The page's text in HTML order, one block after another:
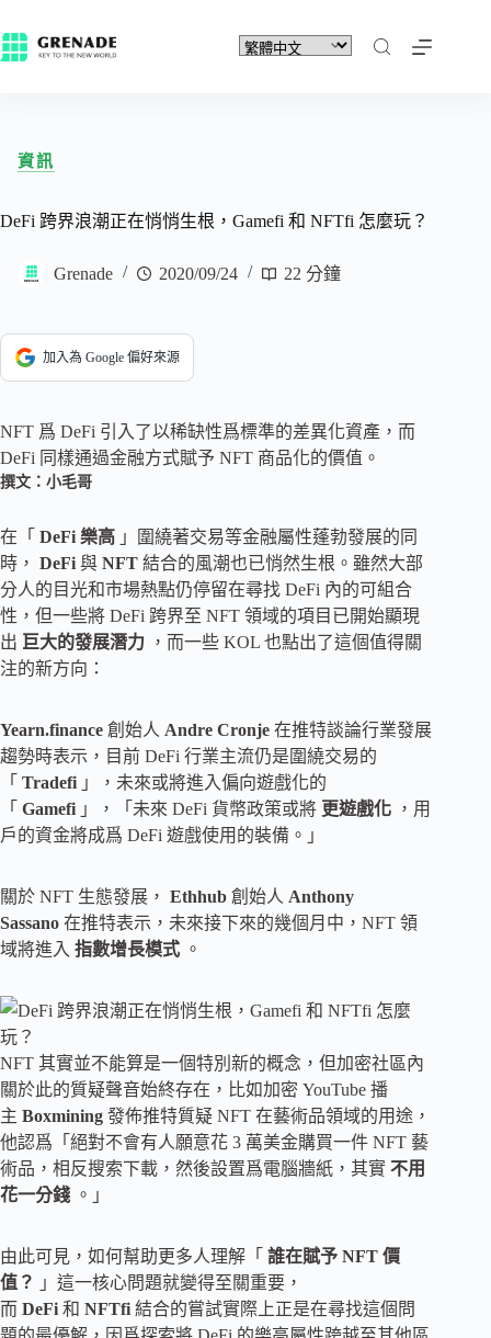
資訊
DeFi 跨界浪潮正在悄悄生根，Gamefi 和 NFTfi 怎麼玩？
Grenade 2020/09/24 22 分鐘
加入為 Google 偏好來源
NFT 爲 DeFi 引入了以稀缺性爲標準的差異化資產，而
DeFi 同樣通過金融方式賦予 NFT 商品化的價值。
撰文：小毛哥
在「 DeFi 樂高 」圍繞著交易等金融屬性蓬勃發展的同
時， DeFi 與 NFT 結合的風潮也已悄然生根。雖然大部
分人的目光和市場熱點仍停留在尋找 DeFi 內的可組合
性，但一些將 DeFi 跨界至 NFT 領域的項目已開始顯現
出 巨大的發展潛力 ，而一些 KOL 也點出了這個值得關
注的新方向：
Yearn.finance 創始人 Andre Cronje 在推特談論行業發展
趨勢時表示，目前 DeFi 行業主流仍是圍繞交易的
「 Tradefi 」，未來或將進入偏向遊戲化的
「 Gamefi 」，「未來 DeFi 貨幣政策或將 更遊戲化 ，用
戶的資金將成爲 DeFi 遊戲使用的裝備。」
關於 NFT 生態發展， Ethhub 創始人 Anthony
Sassano 在推特表示，未來接下來的幾個月中，NFT 領
域將進入 指數增長模式 。
NFT 其實並不能算是一個特別新的概念，但加密社區內
關於此的質疑聲音始終存在，比如加密 YouTube 播
主 Boxmining 發佈推特質疑 NFT 在藝術品領域的用途，
他認爲「絕對不會有人願意花 3 萬美金購買一件 NFT 藝
術品，相反搜索下載，然後設置爲電腦牆紙，其實 不用
花一分錢 。」
由此可見，如何幫助更多人理解「 誰在賦予 NFT 價
值？
」這一核心問題就變得至關重要，
而 DeFi 和 NFTfi 結合的嘗試實際上正是在尋找這個問